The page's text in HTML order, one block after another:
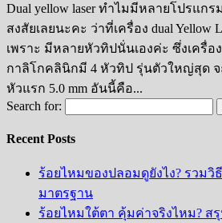
Dual yellow laser ทำไมมีหลายโปรแก
สงสัยเลยนะคะ ว่าที่เครื่อง dual Yellow
เพราะ มีหลายหัวทิปนั่นเองค่ะ ซึ่งเครื่อง
กาลิโกคลินิกมี 4 หัวทิป รุ่นตัวใหญ่สุด จ
หัวแรก 5.0 mm อันนี้คือ...
Search for:
Recent Posts
ร้อยไหมของปลอมดูยังไง? รวม
มาตรฐาน
ร้อยไหมใต้ตา คุ้มค่าจริงไหม? ส